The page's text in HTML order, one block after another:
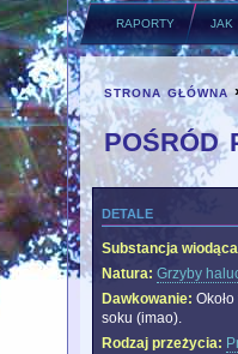
raporty jak
you are
strona główna
pośród
detale
Substancja
Natura: Grzyby
Dawkowanie:
soku (imao).
Rodzaj przeżycia: